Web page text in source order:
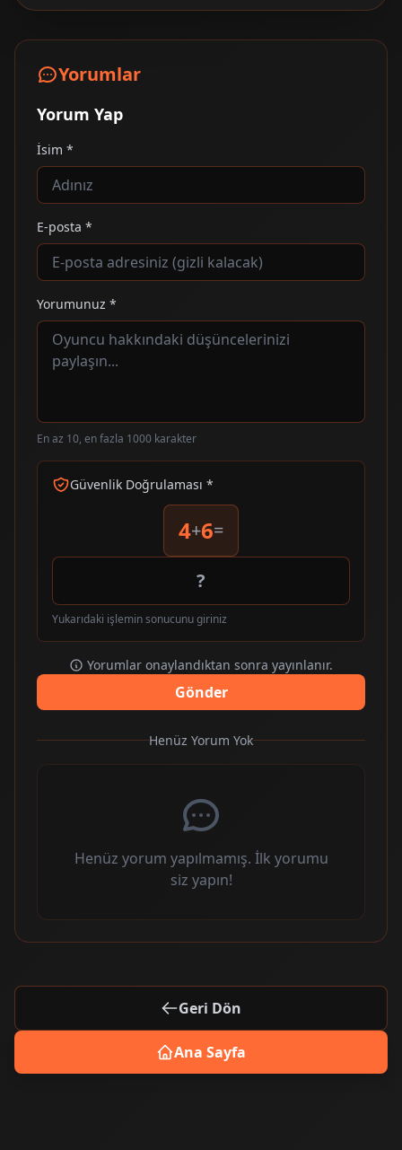
Yorumlar
Yorum Yap
İsim *
E-posta *
Yorumunuz *
En az 10, en fazla 1000 karakter
Güvenlik Doğrulaması *
4+6=
Yukarıdaki işlemin sonucunu giriniz
Yorumlar onaylandıktan sonra yayınlanır.
Gönder
Henüz Yorum Yok
Henüz yorum yapılmamış. İlk yorumu
siz yapın!
Geri Dön
Ana Sayfa